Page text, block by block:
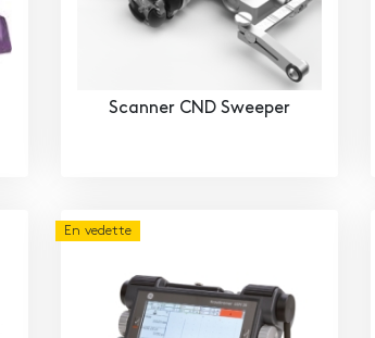
Scanner CND Sweeper
En vedette